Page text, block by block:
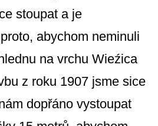
stoupat a je
abychom neminuli
na vrchu Wieźica
z roku 1907 jsme sice
dopřáno vystoupat